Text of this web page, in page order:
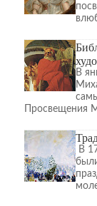
В
Просвещения
В